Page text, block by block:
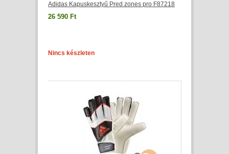
Adidas Kapuskesztyű Pred zones pro F87218
26 590 Ft
Nincs készleten